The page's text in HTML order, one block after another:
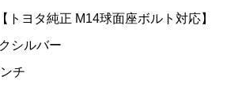
トヨタ純正 M14球面座ボルト対応】
シルバー
チ